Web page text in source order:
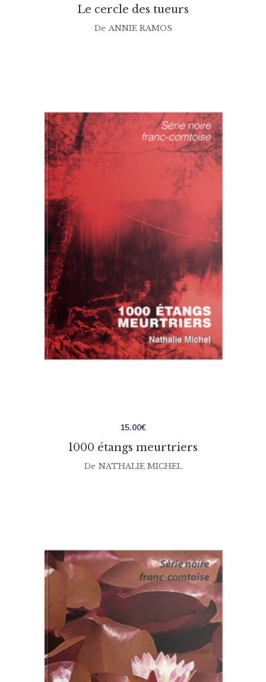
Le cercle des tueurs
De ANNIE RAMOS
1000 étangs meurtriers
15.00€
De NATHALIE MICHEL